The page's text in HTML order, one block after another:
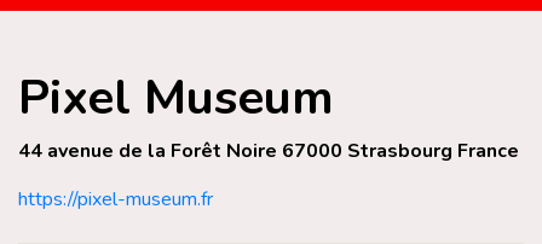
Pixel Museum
44 avenue de la Forêt Noire 67000 Strasbourg France
https://pixel-museum.fr